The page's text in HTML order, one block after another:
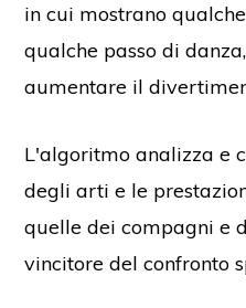
in cui mostrano
qualche passo di
aumentare il
L'algoritmo analizza e
degli arti e le
quelle dei compagni e
vincitore del confronto